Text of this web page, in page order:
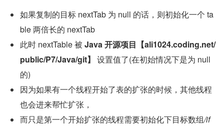
如果复制的目标 nextTab 为 null 的话，则初始化一个 ta
ble 两倍长的 nextTab
此时 nextTable 被 Java 开源项目【ali1024.coding.net/
public/P7/Java/git】 设置值了(在初始情况下是为 null
的)
因为如果有一个线程开始了表的扩张的时候，其他线程
也会进来帮忙扩张，
而只是第一个开始扩张的线程需要初始化下目标数组/if